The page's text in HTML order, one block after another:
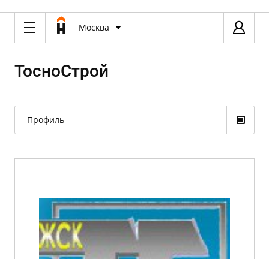
Москва
ТосноСтрой
Профиль